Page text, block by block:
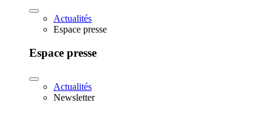
Actualités
Espace presse
Espace presse
Actualités
Newsletter